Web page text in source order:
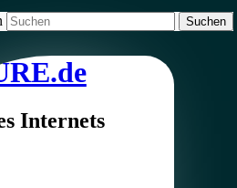
Internets